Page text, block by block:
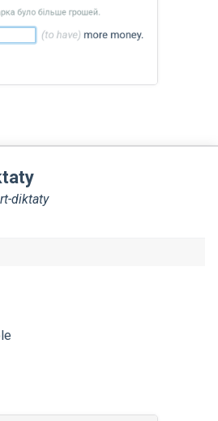
diktaty